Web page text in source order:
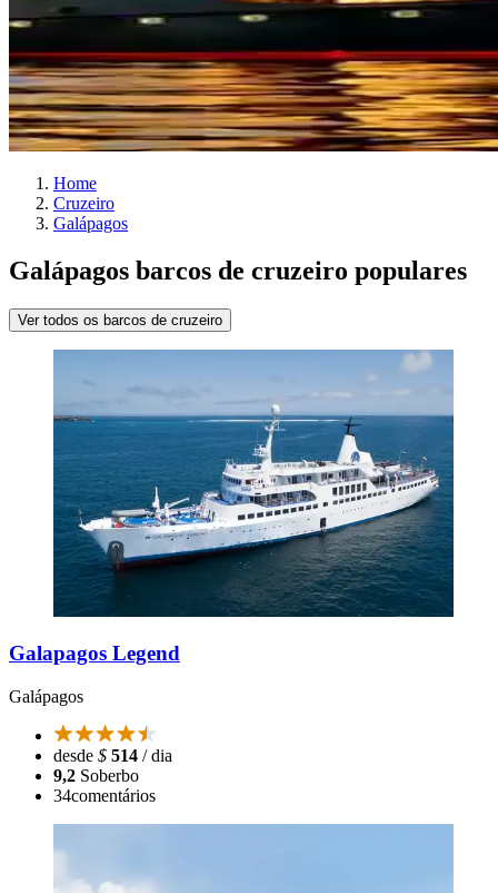
Home
Cruzeiro
Galápagos
Galápagos barcos de cruzeiro populares
Ver todos os barcos de cruzeiro
Galapagos Legend
Galápagos
desde $ 514 / dia
9,2 Soberbo
34comentários